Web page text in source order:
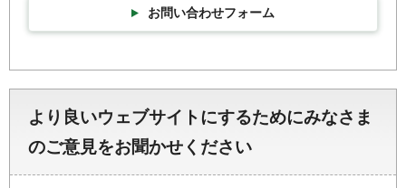
お問い合わせフォーム
より良いウェブサイトにするためにみなさま
のご意見をお聞かせください